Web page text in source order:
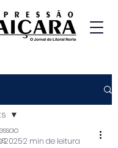
20252 min de leitura